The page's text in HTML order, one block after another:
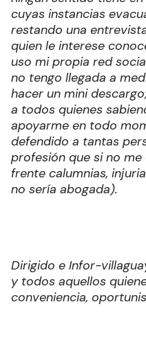
cuyas instancias
restando una
quien le interese
uso mi propia red
no tengo llegada a
hacer un mini
a todos quienes
apoyarme en todo
defendido a tantas
profesión que si no
frente calumnias,
no sería abogada).
Dirigido e Infor-
y todos aquellos
conveniencia,